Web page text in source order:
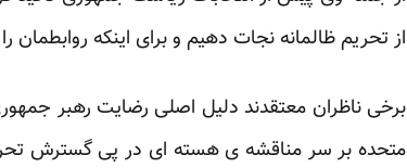
از تحریم ظالمانه نجات دهیم و برای اینکه روابطمان
برخی ناظران معتقدند دلیل اصلی رضایت رهبر
متحده بر سر مناقشه ی هسته ای در پی گسترش